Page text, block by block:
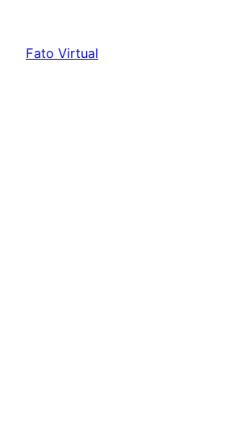
content
Fato Virtual